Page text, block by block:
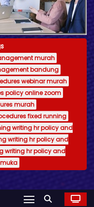
murah
bandung
webinar murah
policy online zoom
murah
fixed running
writing hr policy and
writing hr policy and
writing hr policy and